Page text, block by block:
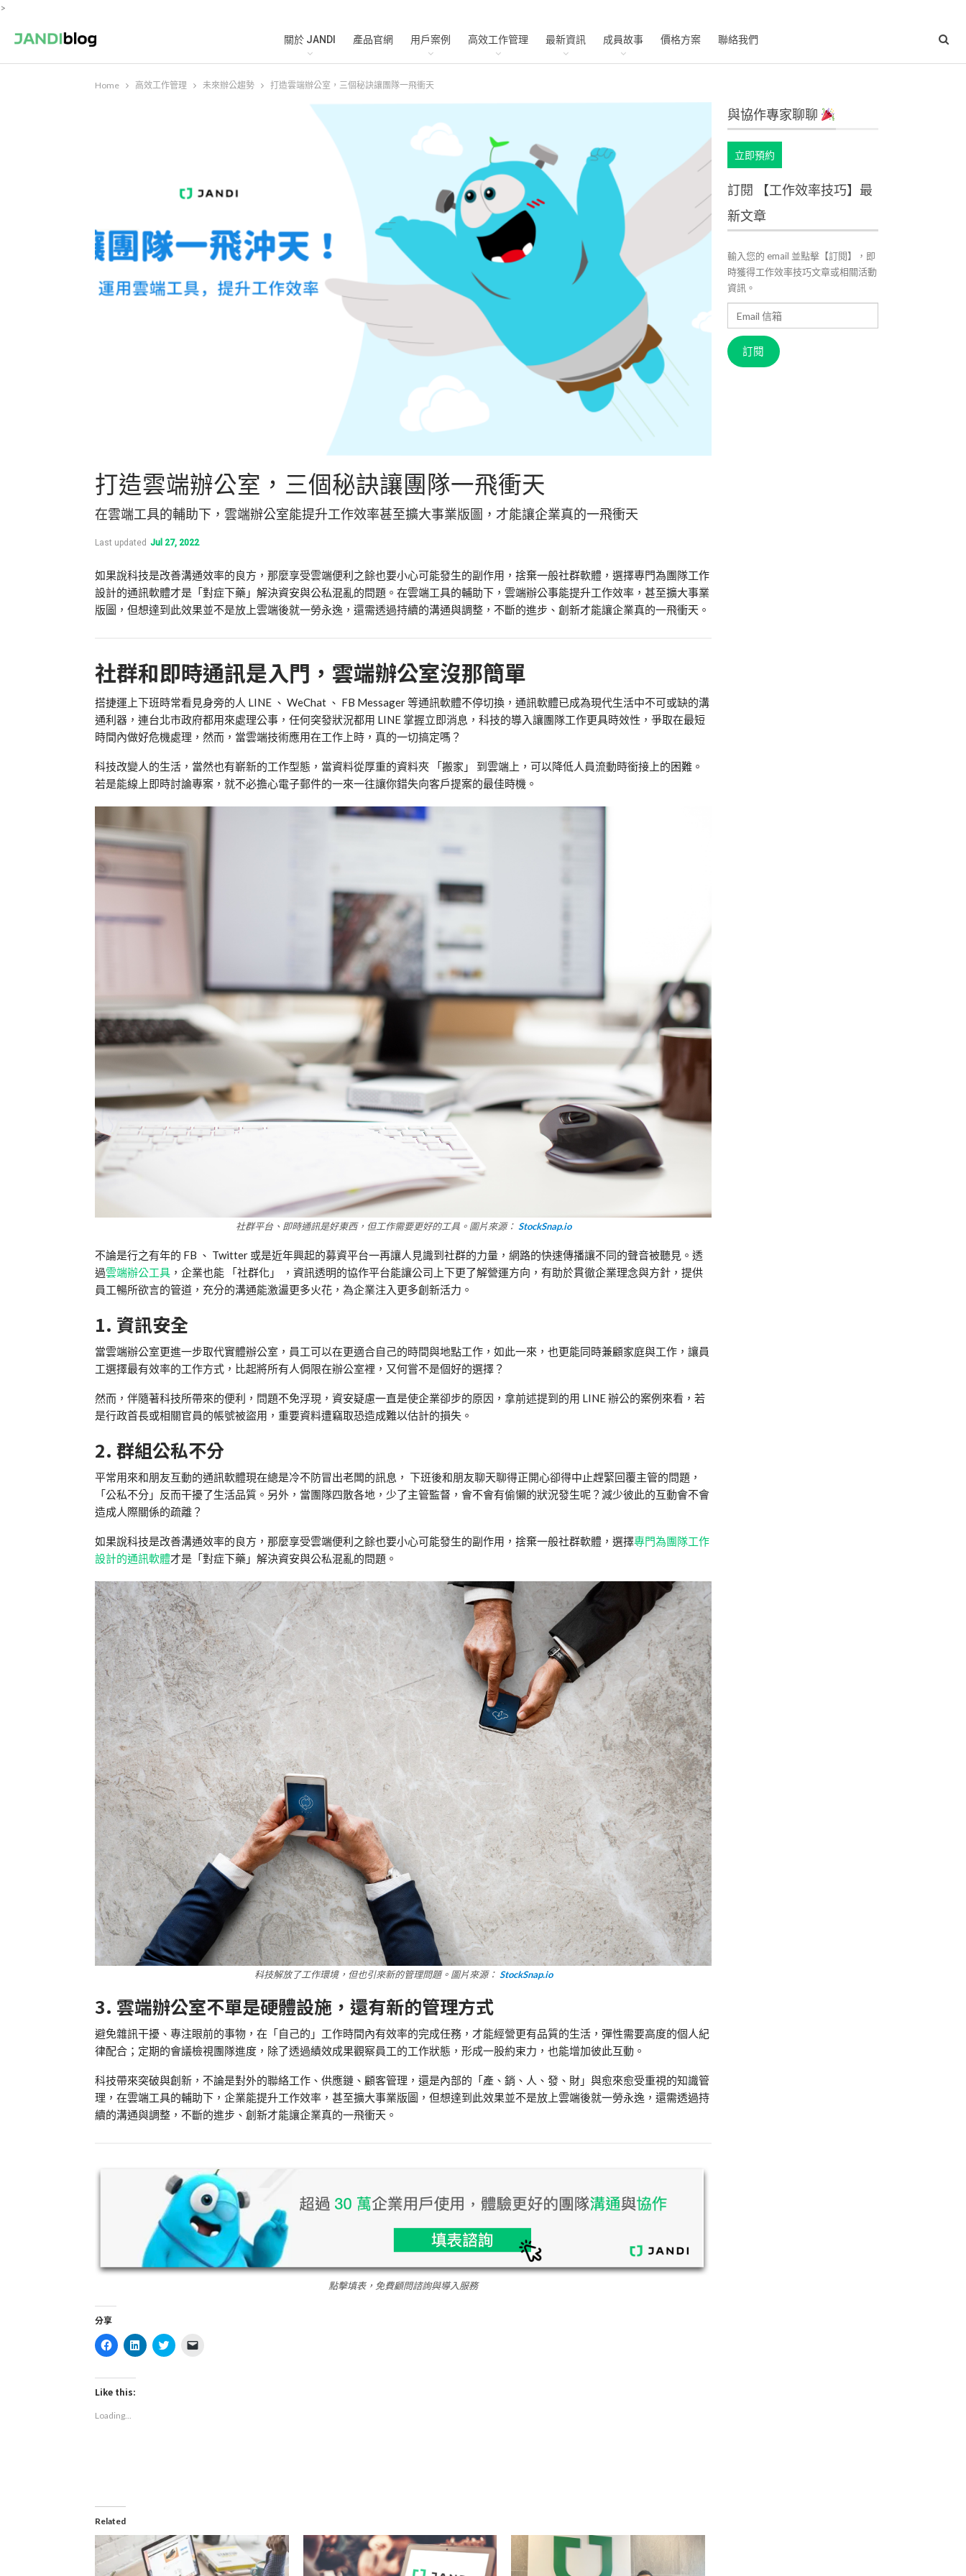
>
關於 JANDI 產品官網 用戶案例 高效工作管理 最新資訊 成員故事 價格方案 聯絡我們
Home 高效工作管理 未來辦公趨勢 打造雲端辦公室，三個秘訣讓團隊一飛衝天
打造雲端辦公室，三個秘訣讓團隊一飛衝天
在雲端工具的輔助下，雲端辦公室能提升工作效率甚至擴大事業版圖，才能讓企業真的一飛衝天
Last updated Jul 27, 2022
如果說科技是改善溝通效率的良方，那麼享受雲端便利之餘也要小心可能發生的副作用，捨棄一般社群軟體，選擇專門為團隊工作
設計的通訊軟體才是「對症下藥」解決資安與公私混亂的問題。在雲端工具的輔助下，雲端辦公事能提升工作效率，甚至擴大事業
版圖，但想達到此效果並不是放上雲端後就一勞永逸，還需透過持續的溝通與調整，不斷的進步、創新才能讓企業真的一飛衝天。
社群和即時通訊是入門，雲端辦公室沒那簡單
搭捷運上下班時常看見身旁的人 LINE 、 WeChat 、 FB Messager 等通訊軟體不停切換，通訊軟體已成為現代生活中不可或缺的溝
通利器，連台北市政府都用來處理公事，任何突發狀況都用 LINE 掌握立即消息，科技的導入讓團隊工作更具時效性，爭取在最短
時間內做好危機處理，然而，當雲端技術應用在工作上時，真的一切搞定嗎？
科技改變人的生活，當然也有嶄新的工作型態，當資料從厚重的資料夾 「搬家」 到雲端上，可以降低人員流動時銜接上的困難。
若是能線上即時討論專案，就不必擔心電子郵件的一來一往讓你錯失向客戶提案的最佳時機。
社群平台、即時通訊是好東西，但工作需要更好的工具。圖片來源： StockSnap.io
不論是行之有年的 FB 、 Twitter 或是近年興起的募資平台一再讓人見識到社群的力量，網路的快速傳播讓不同的聲音被聽見。透
過雲端辦公工具 ，企業也能 「社群化」 ，資訊透明的協作平台能讓公司上下更了解營運方向，有助於貫徹企業理念與方針，提供
員工暢所欲言的管道，充分的溝通能激盪更多火花，為企業注入更多創新活力。
1. 資訊安全
當雲端辦公室更進一步取代實體辦公室，員工可以在更適合自己的時間與地點工作，如此一來，也更能同時兼顧家庭與工作，讓員
工選擇最有效率的工作方式，比起將所有人侷限在辦公室裡，又何嘗不是個好的選擇？
然而，伴隨著科技所帶來的便利，問題不免浮現，資安疑慮一直是使企業卻步的原因，拿前述提到的用 LINE 辦公的案例來看，若
是行政首長或相關官員的帳號被盜用，重要資料遭竊取恐造成難以估計的損失。
2. 群組公私不分
平常用來和朋友互動的通訊軟體現在總是冷不防冒出老闆的訊息， 下班後和朋友聊天聊得正開心卻得中止趕緊回覆主管的問題，
「公私不分」反而干擾了生活品質。另外，當團隊四散各地，少了主管監督，會不會有偷懶的狀況發生呢？減少彼此的互動會不會
造成人際關係的疏離？
如果說科技是改善溝通效率的良方，那麼享受雲端便利之餘也要小心可能發生的副作用，捨棄一般社群軟體，選擇專門為團隊工作
設計的通訊軟體才是「對症下藥」解決資安與公私混亂的問題。
科技解放了工作環境，但也引來新的管理問題。圖片來源： StockSnap.io
3. 雲端辦公室不單是硬體設施，還有新的管理方式
避免雜訊干擾、專注眼前的事物，在「自己的」工作時間內有效率的完成任務，才能經營更有品質的生活，彈性需要高度的個人紀
律配合；定期的會議檢視團隊進度，除了透過績效成果觀察員工的工作狀態，形成一股約束力，也能增加彼此互動。
科技帶來突破與創新，不論是對外的聯絡工作、供應鏈、顧客管理，還是內部的「產、銷、人、發、財」與愈來愈受重視的知識管
理，在雲端工具的輔助下，企業能提升工作效率，甚至擴大事業版圖，但想達到此效果並不是放上雲端後就一勞永逸，還需透過持
續的溝通與調整，不斷的進步、創新才能讓企業真的一飛衝天。
點擊填表，免費顧問諮詢與導入服務
分享
Click
to
Facebook
(Opens
in
window)
Click
to
Click
to
Like this:
Loading...
Related
與協作專家聊聊
立即預約
訂閱 【工作效率技巧】最
新文章
輸入您的 email 並點擊【訂閱】，即
時獲得工作效率技巧文章或相關活動
資訊。
信
箱
訂閱